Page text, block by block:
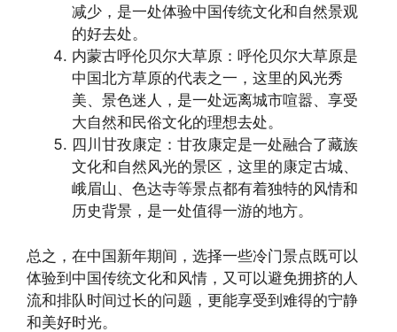
减少，是一处体验中国传统文化和自然景观
的好去处。
内蒙古呼伦贝尔大草原：呼伦贝尔大草原是
中国北方草原的代表之一，这里的风光秀
美、景色迷人，是一处远离城市喧嚣、享受
大自然和民俗文化的理想去处。
四川甘孜康定：甘孜康定是一处融合了藏族
文化和自然风光的景区，这里的康定古城、
峨眉山、色达寺等景点都有着独特的风情和
历史背景，是一处值得一游的地方。
总之，在中国新年期间，选择一些冷门景点既可以
体验到中国传统文化和风情，又可以避免拥挤的人
流和排队时间过长的问题，更能享受到难得的宁静
和美好时光。